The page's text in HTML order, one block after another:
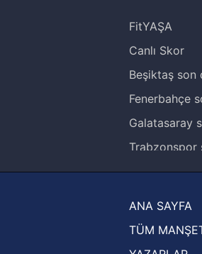
FitYAŞA
Canlı Skor
Beşiktaş son
Fenerbahçe
Galatasaray
Trabzonspor
Ziraat
UEFA
ANA SAYFA
TÜM